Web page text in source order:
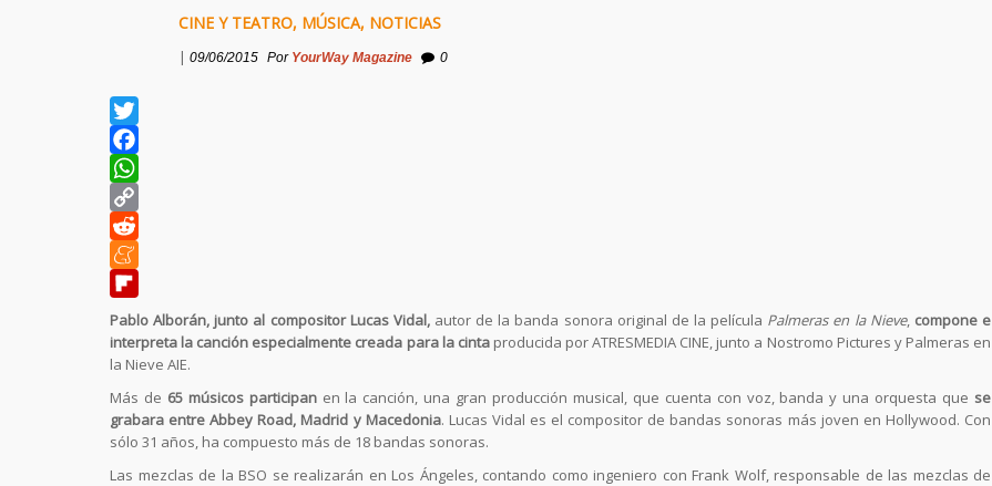
CINE Y TEATRO, MÚSICA, NOTICIAS
| 09/06/2015 Por YourWay Magazine 0
Twitter
Facebook
WhatsApp
Copy
Link
Reddit
Meneame
Flipboard
Pablo Alborán, junto al compositor Lucas Vidal, autor de la banda sonora original de la película Palmeras en la Nieve, compone e
interpreta la canción especialmente creada para la cintaproducida por ATRESMEDIA CINE, junto a Nostromo Pictures y Palmeras en
la Nieve AIE.
Más de 65 músicos participanen la canción, una gran producción musical, que cuenta con voz, banda y una orquesta que se
grabara entre Abbey Road, Madrid y Macedonia. Lucas Vidal es el compositor de bandas sonoras más joven en Hollywood. Con
sólo 31 años, ha compuesto más de 18 bandas sonoras.
Las mezclas de la BSO se realizarán en Los Ángeles, contando como ingeniero con Frank Wolf, responsable de las mezclas de